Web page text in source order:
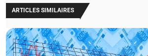
ARTICLES SIMILAIRES